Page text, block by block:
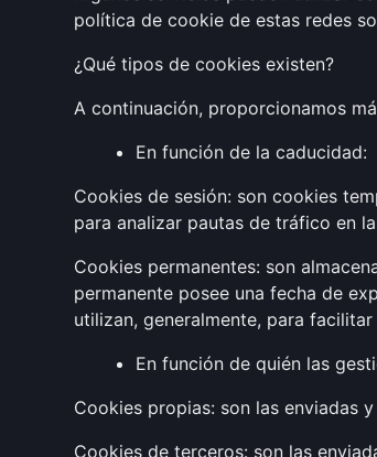
política de cookie de estas redes
¿Qué tipos de cookies existen?
A continuación, proporcionamos
En función de la caducidad:
Cookies de sesión: son cookies
para analizar pautas de tráfico en
Cookies permanentes: son
permanente posee una fecha de
utilizan, generalmente, para
En función de quién las
Cookies propias: son las enviadas
Cookies de terceros: son las